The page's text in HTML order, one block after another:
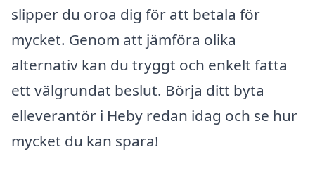
slipper du oroa dig för att betala för
mycket. Genom att jämföra olika
alternativ kan du tryggt och enkelt fatta
ett välgrundat beslut. Börja ditt byta
elleverantör i Heby redan idag och se hur
mycket du kan spara!